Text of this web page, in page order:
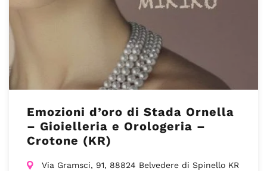
Emozioni d’oro di Stada Ornella
– Gioielleria e Orologeria –
Crotone (KR)
Via Gramsci, 91, 88824 Belvedere di Spinello KR